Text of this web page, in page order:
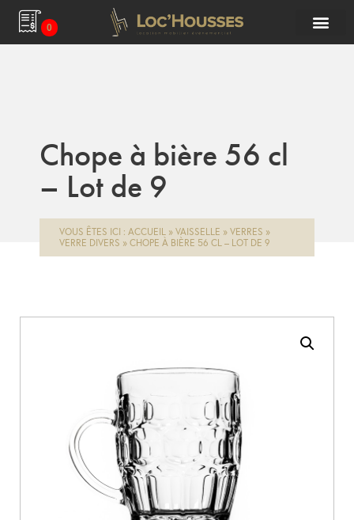
0
Chope à bière 56 cl
– Lot de 9
VOUS ÊTES ICI : ACCUEIL » VAISSELLE » VERRES »
VERRE DIVERS » CHOPE À BIÈRE 56 CL – LOT DE 9